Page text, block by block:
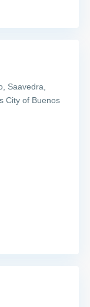
Saavedra,
City of Buenos